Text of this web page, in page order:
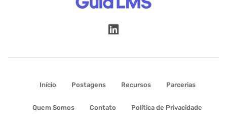
Início Postagens Recursos Parcerias
Quem Somos Contato Política de Privacidade